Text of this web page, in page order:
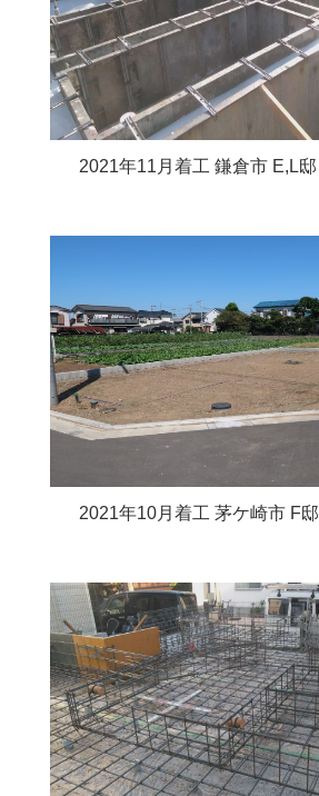
2021年11月着工 鎌倉市 E,L邸
2021年10月着工 茅ケ崎市 F邸